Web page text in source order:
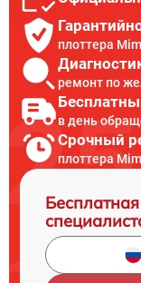
плоттера
ремонт по
в день
Срочный
плоттера